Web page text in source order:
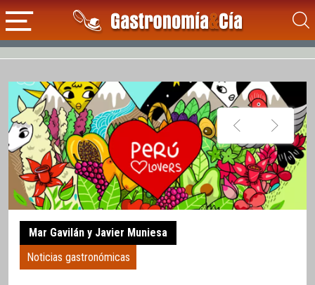
Mar Gavilán y Javier Muniesa
Noticias gastronómicas